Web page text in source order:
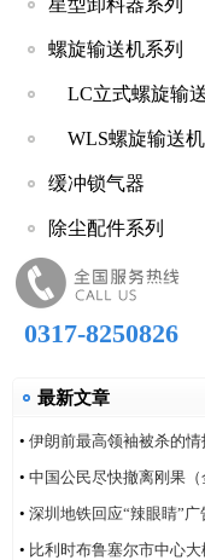
星型卸料器系列
螺旋输送机系列
LC立式螺旋输
WLS螺旋输送机
缓冲锁气器
除尘配件系列
0317-8250826
最新文章
• 伊朗前最高领袖被杀的情
问题，“很可能仍然存在”
• 中国公民尽快撤离刚果（
• 深圳地铁回应“辣眼睛”广
改！
• 比利时布鲁塞尔市中心